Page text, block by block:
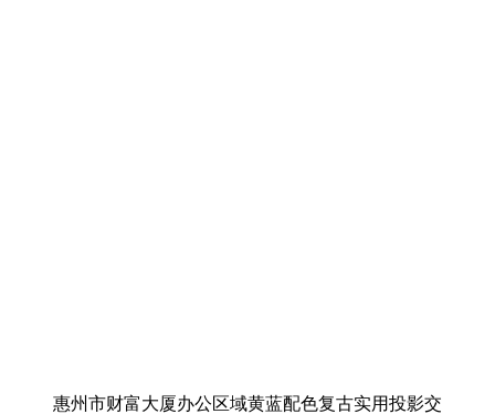
惠州市财富大厦办公区域黄蓝配色复古实用投影交